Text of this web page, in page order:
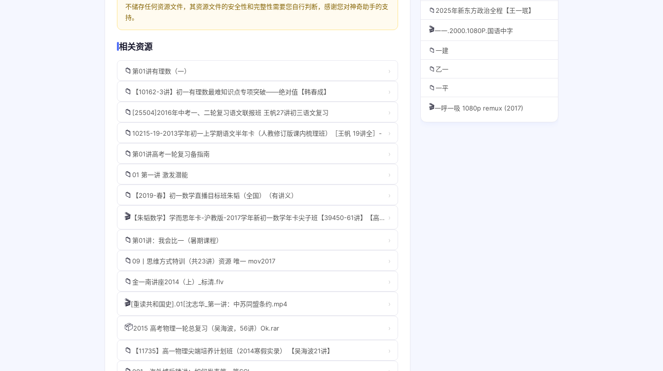
不储存任何资源文件，其资源文件的安全性和完整性需要您自行判断，感谢您对神奇助手的支
持。
相关资源
📁 第01讲有理数（一） ›
📁 【10162-3讲】初一有理数最难知识点专项突破——绝对值【韩春成】 ›
📁 [25504]2016年中考一、二轮复习语文联报班 王帆27讲初三语文复习 ›
📁 10215-19-2013学年初一上学期语文半年卡（人教修订版课内梳理班）［王帆 19讲全］- ›
📁 第01讲高考一轮复习备指南 ›
📁 01 第一讲 激发潜能 ›
📁 【2019-春】初一数学直播目标班朱韬（全国）（有讲义） ›
🎬 【朱韬数学】学而思年卡-沪教版-2017学年新初一数学年卡尖子班【39450-61讲】【高清课堂】【7.48G】 ›
📁 第01讲：我会比一（暑期课程） ›
📁 09丨思维方式特训（共23讲）资源 唯一 mov2017 ›
📁 金一南讲座2014（上）_标清.flv ›
🎬[重读共和国史].01[沈志华_第一讲：中苏同盟条约.mp4 ›
📦2015 高考物理一轮总复习（吴海波，56讲）Ok.rar ›
📁 【11735】高一物理尖端培养计划班（2014寒假实录） 【吴海波21讲】 ›
📁 2025年新东方政治全程【王一珉】
🎬一一.2000.1080P.国语中字
📁一建
📁 乙一
📁一平
🎬一呼一吸 1080p remux (2017)